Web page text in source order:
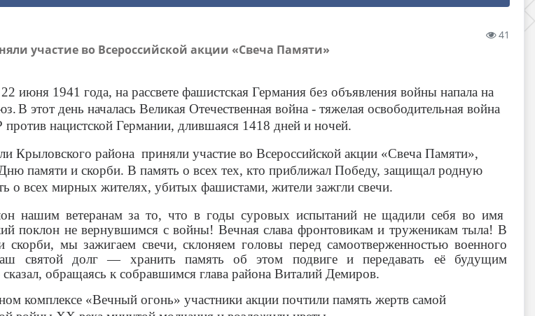
41
участие во Всероссийской акции «Свеча Памяти»
июня 1941 года, на рассвете фашистская Германия без объявления войны напала на
В этот день началась Великая Отечественная война - тяжелая освободительная война
нацистской Германии, длившаяся 1418 дней и ночей.
Крыловского района приняли участие во Всероссийской акции «Свеча Памяти»,
памяти и скорби. В память о всех тех, кто приближал Победу, защищал родную
о всех мирных жителях, убитых фашистами, жители зажгли свечи.
нашим ветеранам за то, что в годы суровых испытаний не щадили себя во имя
поклон не вернувшимся с войны! Вечная слава фронтовикам и труженикам тыла! В
скорби, мы зажигаем свечи, склоняем головы перед самоотверженностью военного
святой долг — хранить память об этом подвиге и передавать её будущим
сказал, обращаясь к собравшимся глава района Виталий Демиров.
комплексе «Вечный огонь» участники акции почтили память жертв самой